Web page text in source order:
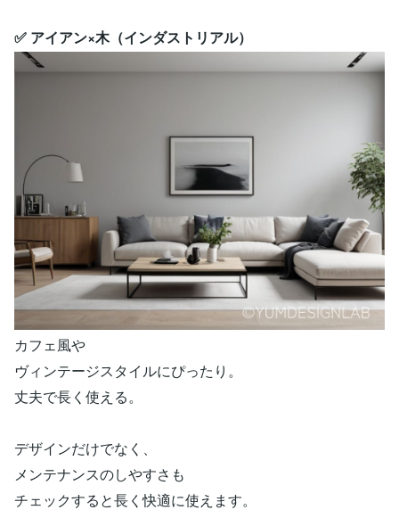
✅ アイアン×木（インダストリアル）
カフェ風や
ヴィンテージスタイルにぴったり。
丈夫で長く使える。
デザインだけでなく、
メンテナンスのしやすさも
チェックすると長く快適に使えます。